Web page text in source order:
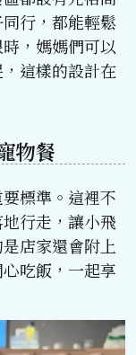
行，都能輕鬆
，媽媽們可以
這樣的設計在
物餐
標準。這裡不
行走，讓小飛
店家還會附上
吃飯，一起享